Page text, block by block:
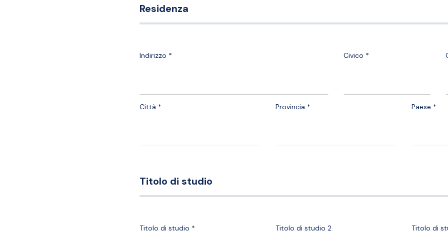
Residenza
Indirizzo * Civico *
Città * Provincia * Paese *
Titolo di studio
Titolo di studio * Titolo di studio 2 Titolo di